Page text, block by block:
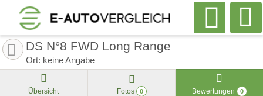
DS N°8 FWD Long Range
Ort: keine Angabe
Übersicht Fotos 0 Bewertungen 0